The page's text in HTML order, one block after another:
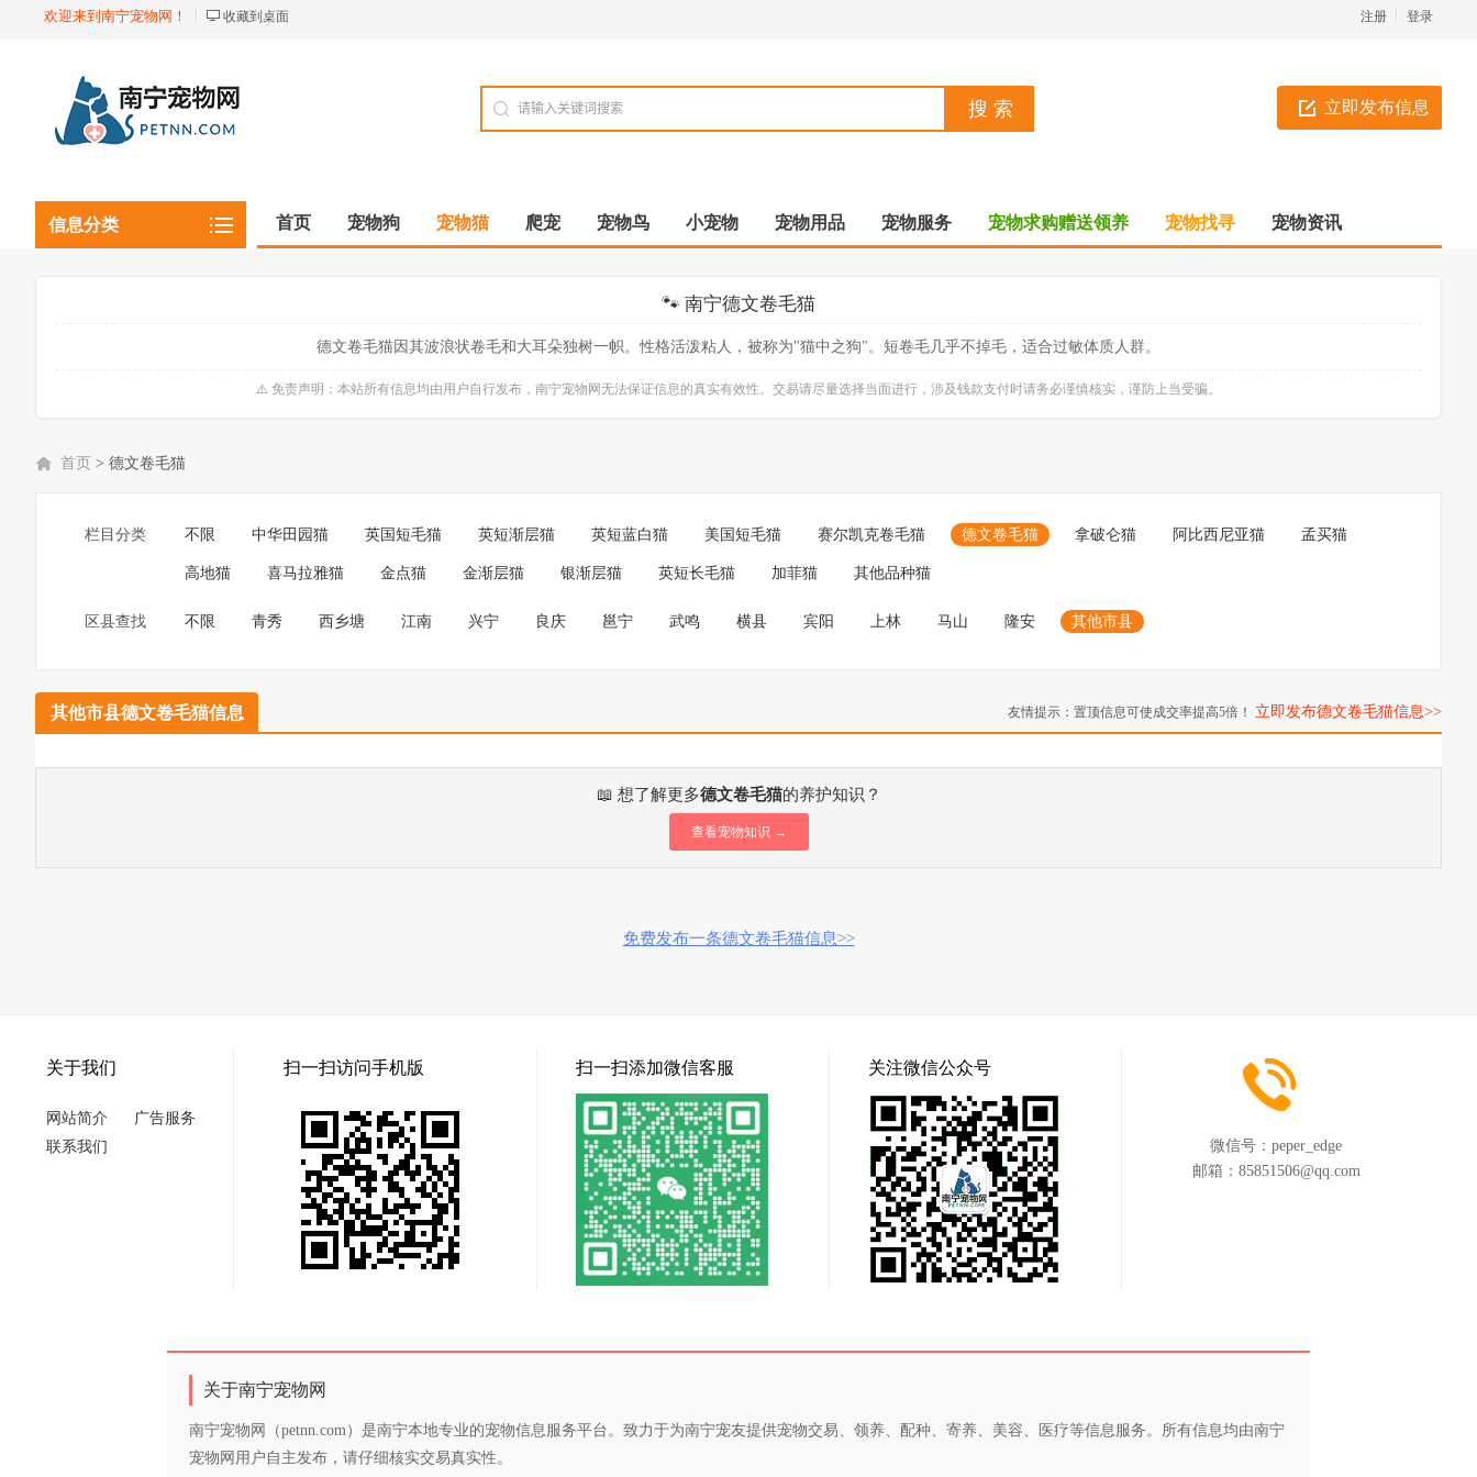
欢迎来到南宁宠物网！ 收藏到桌面 登录
注册
立即发布信息
信息分类 首页 宠物狗 宠物猫 爬宠 宠物鸟 小宠物 宠物用品 宠物服务 宠物求购赠送领养 宠物找寻 宠物资讯
🐾 南宁德文卷毛猫
德文卷毛猫因其波浪状卷毛和大耳朵独树一帜。性格活泼粘人，被称为"猫中之狗"。短卷毛几乎不掉毛，适合过敏体质人群。
⚠️ 免责声明：本站所有信息均由用户自行发布，南宁宠物网无法保证信息的真实有效性。交易请尽量选择当面进行，涉及钱款支付时请务必谨慎核实，谨防上当受骗。
首页 > 德文卷毛猫
栏目分类 不限 中华田园猫 英国短毛猫 英短渐层猫 英短蓝白猫 美国短毛猫 赛尔凯克卷毛猫 德文卷毛猫 拿破仑猫 阿比西尼亚猫 孟买猫
高地猫 喜马拉雅猫 金点猫 金渐层猫 银渐层猫 英短长毛猫 加菲猫 其他品种猫
区县查找 不限 青秀 西乡塘 江南 兴宁 良庆 邕宁 武鸣 横县 宾阳 上林 马山 隆安 其他市县
其他市县德文卷毛猫信息 友情提示：置顶信息可使成交率提高5倍！ 立即发布德文卷毛猫信息>>
📖 想了解更多德文卷毛猫的养护知识？
查看宠物知识 →
免费发布一条德文卷毛猫信息>>
关于我们
网站简介
广告服务
联系我们
扫一扫访问手机版 扫一扫添加微信客服 关注微信公众号
微信号： peper_edge
邮箱： 85851506@qq.com
关于南宁宠物网
南宁宠物网（petnn.com）是南宁本地专业的宠物信息服务平台。致力于为南宁宠友提供宠物交易、领养、配种、寄养、美容、医疗等信息服务。所有信息均由南宁
宠物网用户自主发布，请仔细核实交易真实性。